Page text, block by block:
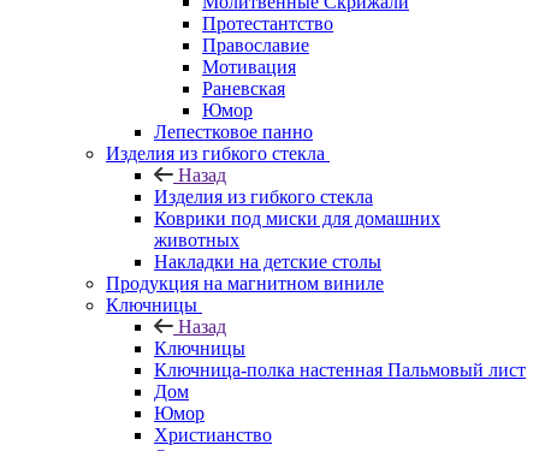
Протестантство
Православие
Мотивация
Раневская
Юмор
Лепестковое панно
Изделия из гибкого стекла
Назад
Изделия из гибкого стекла
Коврики под миски для домашних
животных
Накладки на детские столы
Продукция на магнитном виниле
Ключницы
Назад
Ключницы
Ключница-полка настенная Пальмовый лист
Дом
Юмор
Христианство